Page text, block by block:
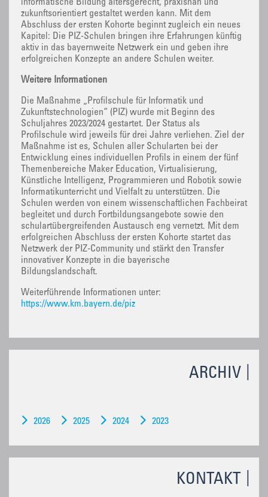
ARCHIV
2026 2025 2024 2023
KONTAKT
informatische Bildung altersgerecht, praxisnah und
zukunftsorientiert gestaltet werden kann. Mit dem
Abschluss der ersten Kohorte beginnt zugleich ein neues
Kapitel: Die PIZ-Schulen bringen ihre Erfahrungen künftig
aktiv in das bayernweite Netzwerk ein und geben ihre
erfolgreichen Konzepte an andere Schulen weiter.
Weitere Informationen
Die Maßnahme „Profilschule für Informatik und
Zukunftstechnologien“ (PIZ) wurde mit Beginn des
Schuljahres 2023/2024 gestartet. Der Status als
Profilschule wird jeweils für drei Jahre verliehen. Ziel der
Maßnahme ist es, Schulen aller Schularten bei der
Entwicklung eines individuellen Profils in einem der fünf
Themenbereiche Maker Education, Virtualisierung,
Künstliche Intelligenz, Programmieren und Robotik sowie
Informatikunterricht und Vielfalt zu unterstützen. Die
Schulen werden von einem wissenschaftlichen Fachbeirat
begleitet und durch Fortbildungsangebote sowie den
schulartübergreifenden Austausch eng vernetzt. Mit dem
erfolgreichen Abschluss der ersten Kohorte startet das
Netzwerk der PIZ-Community und stärkt den Transfer
innovativer Konzepte in die bayerische
Bildungslandschaft.
Weiterführende Informationen unter:
https://www.km.bayern.de/piz